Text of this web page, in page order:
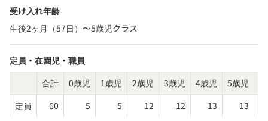
受け入れ年齢
生後2ヶ月（57日）〜5歳児クラス
定員・在園児・職員
合計
0歳児 1歳児 2歳児 3歳児 4歳児 5歳児
定員
60 5 5 12 12 13 13